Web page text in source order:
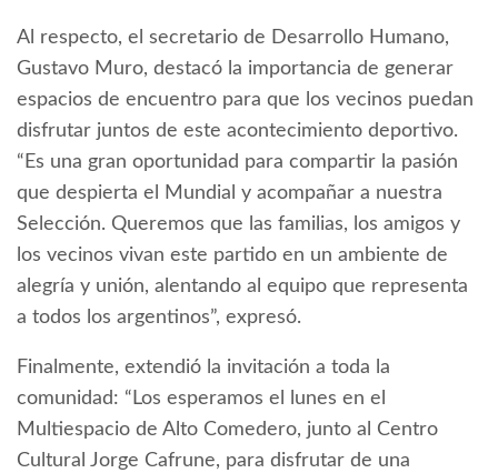
Al respecto, el secretario de Desarrollo Humano,
Gustavo Muro, destacó la importancia de generar
espacios de encuentro para que los vecinos puedan
disfrutar juntos de este acontecimiento deportivo.
“Es una gran oportunidad para compartir la pasión
que despierta el Mundial y acompañar a nuestra
Selección. Queremos que las familias, los amigos y
los vecinos vivan este partido en un ambiente de
alegría y unión, alentando al equipo que representa
a todos los argentinos”, expresó.
Finalmente, extendió la invitación a toda la
comunidad: “Los esperamos el lunes en el
Multiespacio de Alto Comedero, junto al Centro
Cultural Jorge Cafrune, para disfrutar de una